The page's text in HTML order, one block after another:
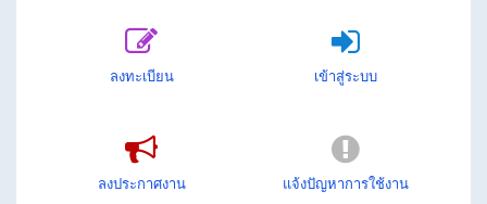
ลงทะเบียน
ลงประกาศงาน
เข้าสู่ระบบ
แจ้งปัญหาการใช้งาน